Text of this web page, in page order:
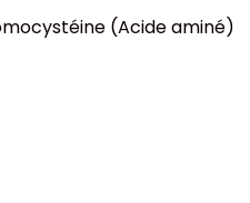
(Acide aminé)